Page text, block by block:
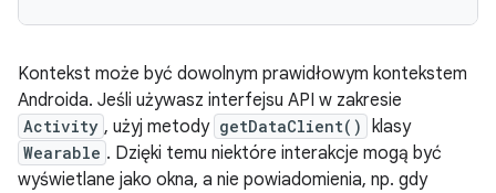
Kontekst może być dowolnym prawidłowym kontekstem
Androida. Jeśli używasz interfejsu API w zakresie
Activity , użyj metody getDataClient() klasy
Wearable . Dzięki temu niektóre interakcje mogą być
wyświetlane jako okna, a nie powiadomienia, np. gdy